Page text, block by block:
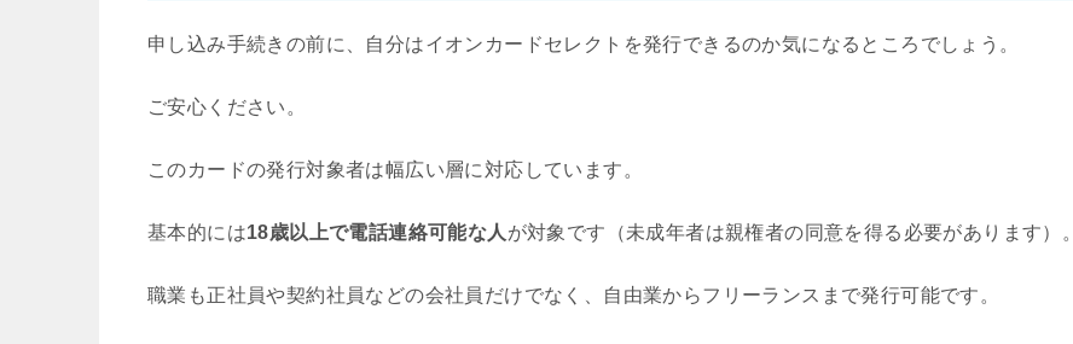
申し込み手続きの前に、自分はイオンカードセレクトを発行できるのか気になるところでしょう。
ご安心ください。
このカードの発行対象者は幅広い層に対応しています。
基本的には18歳以上で電話連絡可能な人 が対象です（未成年者は親権者の同意を得る必要があります）。
職業も正社員や契約社員などの会社員だけでなく、自由業からフリーランスまで発行可能です。